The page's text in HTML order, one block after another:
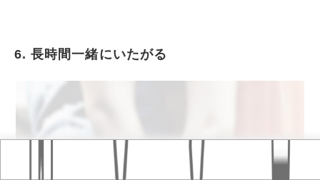
6. 長時間一緒にいたがる
おすすめ記事